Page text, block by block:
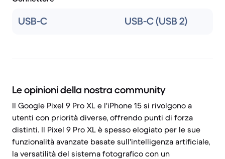
USB-C USB-C (USB 2)
Le opinioni della nostra community
Il Google Pixel 9 Pro XL e l'iPhone 15 si rivolgono a
utenti con priorità diverse, offrendo punti di forza
distinti. Il Pixel 9 Pro XL è spesso elogiato per le sue
funzionalità avanzate basate sull'intelligenza artificiale,
la versatilità del sistema fotografico con un